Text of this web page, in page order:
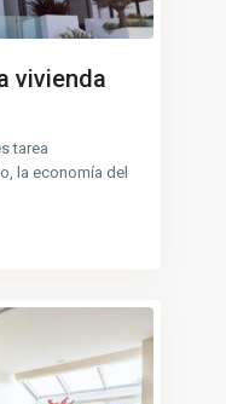
vivienda
tarea
la economía del